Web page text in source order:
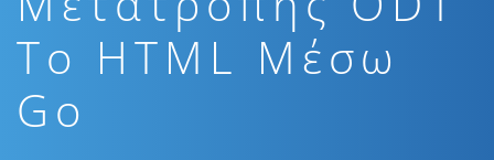
To HTML Μέσω
Go